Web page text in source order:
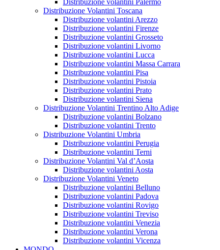
Distribuzione volantini Palermo
Distribuzione Volantini Toscana
Distribuzione volantini Arezzo
Distribuzione volantini Firenze
Distribuzione volantini Grosseto
Distribuzione volantini Livorno
Distribuzione volantini Lucca
Distribuzione volantini Massa Carrara
Distribuzione volantini Pisa
Distribuzione volantini Pistoia
Distribuzione volantini Prato
Distribuzione volantini Siena
Distribuzione Volantini Trentino Alto Adige
Distribuzione volantini Bolzano
Distribuzione volantini Trento
Distribuzione Volantini Umbria
Distribuzione volantini Perugia
Distribuzione volantini Terni
Distribuzione Volantini Val d’Aosta
Distribuzione volantini Aosta
Distribuzione Volantini Veneto
Distribuzione volantini Belluno
Distribuzione volantini Padova
Distribuzione volantini Rovigo
Distribuzione volantini Treviso
Distribuzione volantini Venezia
Distribuzione volantini Verona
Distribuzione volantini Vicenza